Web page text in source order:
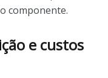
componente.
e custos